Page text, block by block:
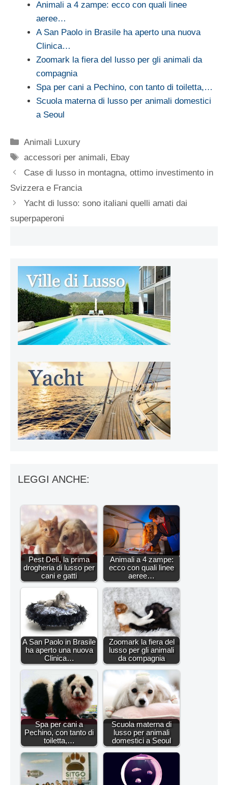
Animali a 4 zampe: ecco con quali linee
aeree…
A San Paolo in Brasile ha aperto una nuova
Clinica…
Zoomark la fiera del lusso per gli animali da
compagnia
Spa per cani a Pechino, con tanto di toiletta,…
Scuola materna di lusso per animali domestici
a Seoul
Categorie
Animali Luxury
Tag
accessori per animali, Ebay
Case di lusso in montagna, ottimo investimento in
Svizzera e Francia
Yacht di lusso: sono italiani quelli amati dai
superpaperoni
LEGGI ANCHE:
Pest Delì, la prima
drogheria di lusso per
cani e gatti
Animali a 4 zampe:
ecco con quali linee
aeree…
A San Paolo in Brasile
ha aperto una nuova
Clinica…
Zoomark la fiera del
lusso per gli animali
da compagnia
Spa per cani a
Pechino, con tanto di
toiletta,…
Scuola materna di
lusso per animali
domestici a Seoul